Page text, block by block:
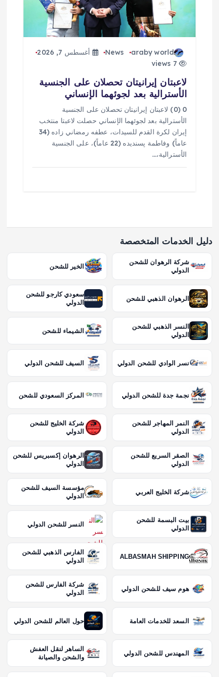
araby world
News
أغسطس 7, 2026
7 views
لاعبتان إيرانيتان تحصلان على الجنسية
الأسترالية بعد لجوئهما الإنساني
0 (0) لاعبتان إيرانيتان تحصلان على الجنسية
الأسترالية بعد لجوئهما الإنساني حصلت لاعبتا منتخب
إيران لكرة القدم للسيدات، عطفه رمضاني زاده (34
عاماً) وفاطمة پسنديده (22 عاماً)، على الجنسية
الأسترالية،…
دليل الخدمات المتخصصة
شركة الرهوان للشحن
الدولي
الخير للشحن
الرهوان الذهبي للشحن
سعودي كارجو للشحن
الدولي
النسر الذهبي للشحن
الدولي
الشيماء للشحن
نسر الوادي للشحن الدولي السيف للشحن الدولي
نجمة جدة للشحن الدولي المركز السعودي للشحن
النمر المهاجر للشحن
الدولي
شركة الخليج للشحن
الدولي
الصقر السريع للشحن
الدولي
الرهوان إكسبريس للشحن
الدولي
شركة الخليج العربي
مؤسسة السيف للشحن
الدولي
بيت البسمة للشحن
الدولي
النسر للشحن الدولي
ALBASMAH SHIPPING
الفارس الذهبي للشحن
الدولي
هوم سيف للشحن الدولي
شركة الفارس للشحن
الدولي
السعد للخدمات العامة حول العالم للشحن الدولي
المهندس للشحن الدولي
الساهر لنقل العفش
والشحن والصيانة